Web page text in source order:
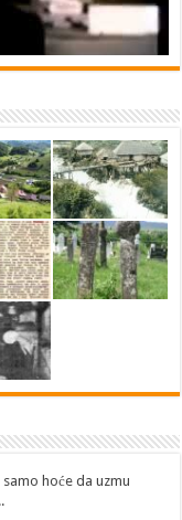
hoće da uzmu